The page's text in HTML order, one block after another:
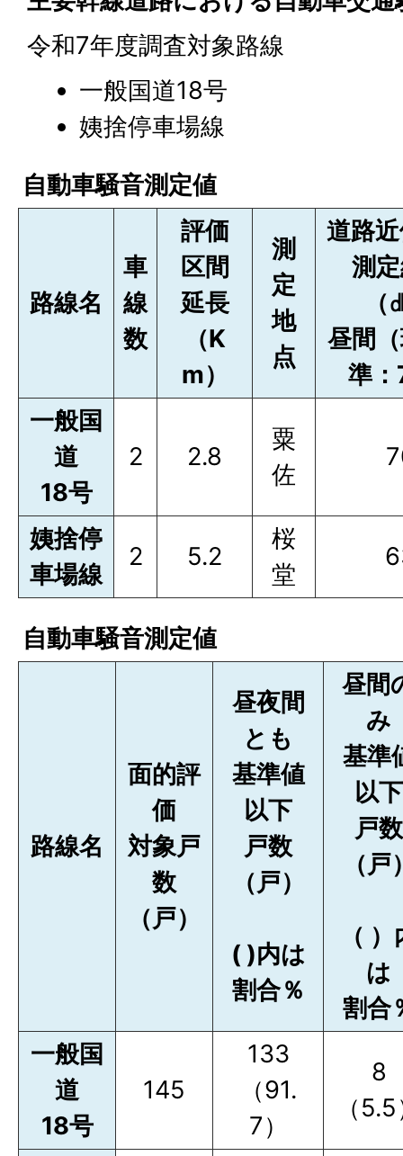
令和7年度調査対象路線
一般国道18号
姨捨停車場線
自動車騒音測定値
路線名
車
線
数
評価
区間
延長
（K
m）
測
定
地
点
道路
測
昼間
準
一般国
道
18号
2 2.8
粟
佐
姨捨停
車場線
2 5.2
桜
堂
自動車騒音測定値
路線名
面的評
価
対象戸
数
（戸）
昼夜間
とも
基準値
以下
戸数
（戸）
( )内は
割合％
昼間
み
基準
以下
戸数
（戸
（
は
割合
一般国
道
18号
145
133
（91.
7）
8
（